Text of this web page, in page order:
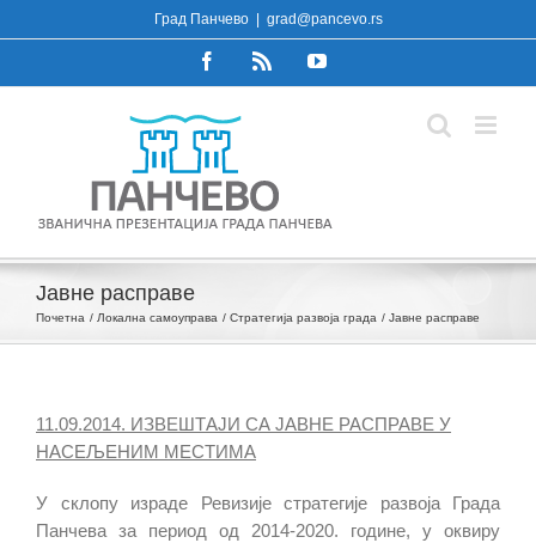
to
Град Панчево grad@pancevo.rs
FacebookRss YouTube
Јавне расправе
Почетна Локална самоуправа Стратегија развоја града Јавне расправе
11.09.2014. ИЗВЕШТАЈИ СА ЈАВНЕ РАСПРАВЕ У
НАСЕЉЕНИМ МЕСТИМА
У склопу израде Ревизије стратегије развоја Града
Панчева за период од 2014-2020. године, у оквиру